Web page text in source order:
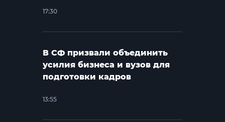
17:30
В СФ призвали объединить
усилия бизнеса и вузов для
подготовки кадров
13:55